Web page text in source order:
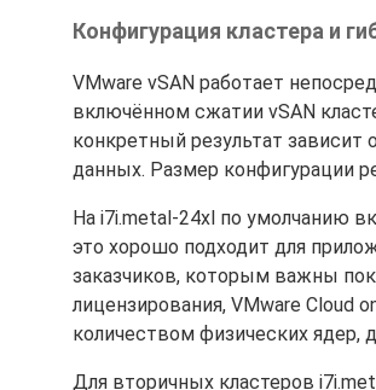
Конфигурация кластера и
VMware vSAN работает
включённом сжатии vSAN
конкретный результат зависит
данных. Размер конфигурации
На i7i.metal-24xl по умолчанию
это хорошо подходит для
заказчиков, которым важны
лицензирования, VMware Cloud
количеством физических ядер,
Для вторичных кластеров